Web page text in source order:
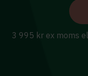
3 995 kr ex moms